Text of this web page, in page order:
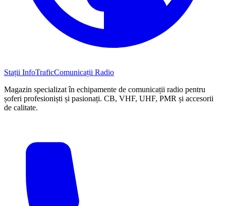
Stații InfoTraficComunicații Radio
Magazin specializat în echipamente de comunicații radio pentru
șoferi profesioniști și pasionați. CB, VHF, UHF, PMR și accesorii
de calitate.